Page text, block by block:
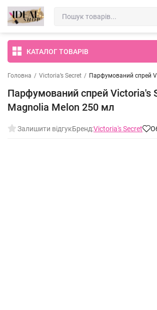
КАТАЛОГ ТОВАРІВ
Головна / Victoria’s Secret / Парфумований спрей
Парфумований спрей Victoria's
Magnolia Melon 250 мл
Залишити відгукБренд:Victoria's Secret